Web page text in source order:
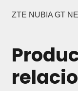
Y
ZTE NUBIA GT